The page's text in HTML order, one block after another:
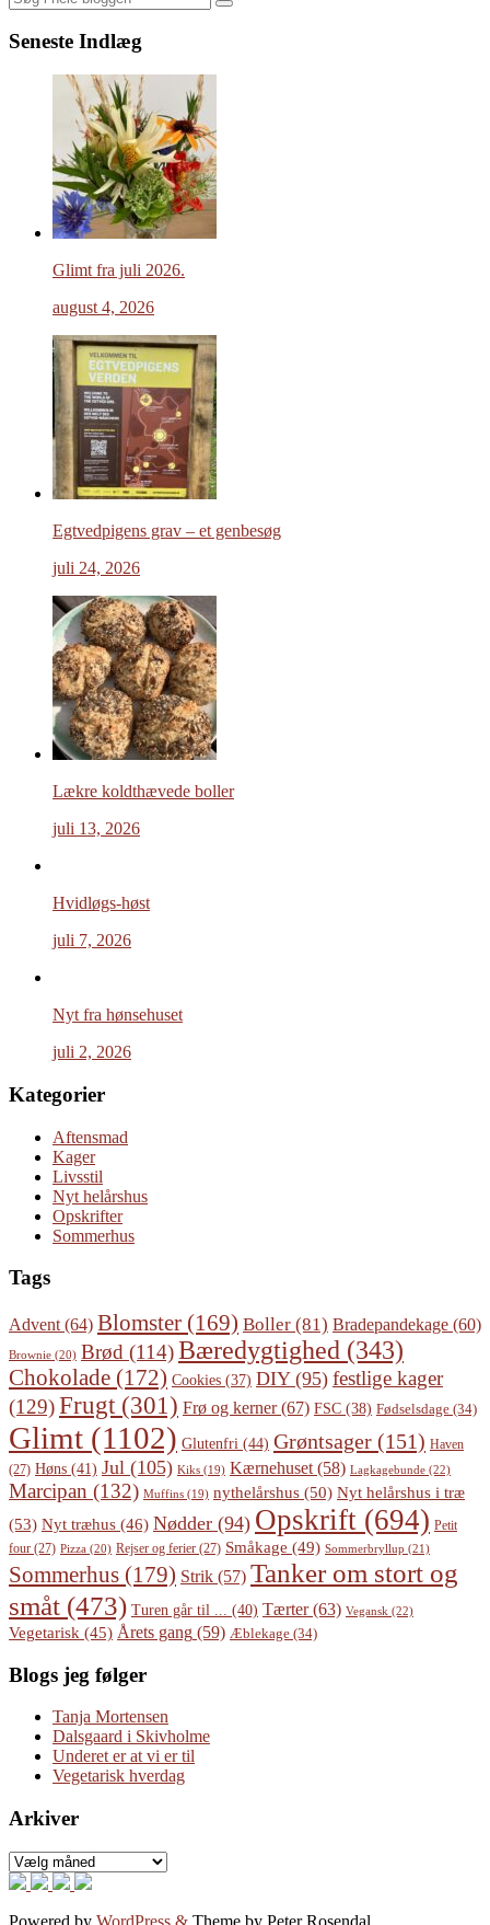
Search
Seneste Indlæg
Glimt fra juli 2026.
august 4, 2026
Egtvedpigens grav – et genbesøg
juli 24, 2026
Lækre koldthævede boller
juli 13, 2026
Hvidløgs-høst
juli 7, 2026
Nyt fra hønsehuset
juli 2, 2026
Kategorier
Aftensmad
Kager
Livsstil
Nyt helårshus
Opskrifter
Sommerhus
Tags
Advent (64) Blomster (169) Boller (81) Bradepandekage (60)
Brownie (20) Brød (114)Bæredygtighed (343)
Chokolade (172) Cookies (37) DIY(95) festlige kager
(129)Frugt (301) Frø og kerner(67) FSC (38) Fødselsdage (34)
Glimt (1102) Glutenfri (44) Grøntsager (151) Haven
(27) Høns (41) Jul (105) Kiks (19) Kærnehuset (58) Lagkagebunde (22)
Marcipan (132) Muffins (19) nythelårshus (50) Nyt helårshus i træ
(53) Nyt træhus (46) Nødder (94) Opskrift (694) Petit
four (27) Pizza (20) Rejser og ferier (27) Småkage (49) Sommerbryllup (21)
Sommerhus (179) Strik (57) Tanker om stort og
småt (473) Turen går til ... (40) Tærter(63) Vegansk (22)
Vegetarisk (45) Årets gang (59) Æblekage (34)
Blogs jeg følger
Tanja Mortensen
Dalsgaard i Skivholme
Underet er at vi er til
Vegetarisk hverdag
Arkiver
Arkiver
Powered by WordPress & Theme by Peter Rosendal